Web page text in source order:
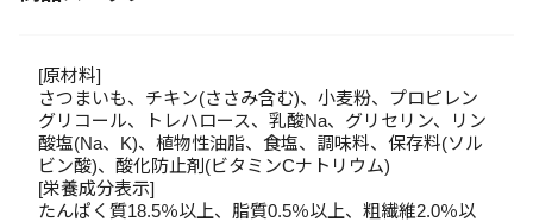
[原材料]
さつまいも、チキン(ささみ含む)、小麦粉、プロピレン
グリコール、トレハロース、乳酸Na、グリセリン、リン
酸塩(Na、K)、植物性油脂、食塩、調味料、保存料(ソル
ビン酸)、酸化防止剤(ビタミンCナトリウム)
[栄養成分表示]
たんぱく質18.5％以上、脂質0.5％以上、粗繊維2.0％以